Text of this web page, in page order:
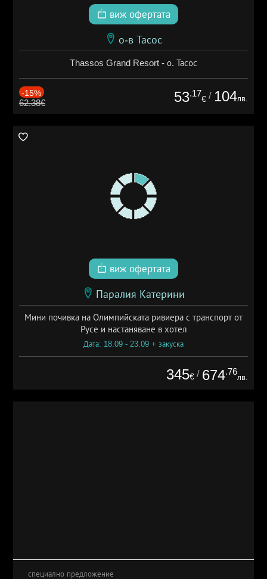
виж офертата
о-в Тасос
Thassos Grand Resort - о. Тасос
-15%
62.38€ 53.17
€ / 104лв.
виж офертата
Паралия Катерини
Мини почивка на Олимпийската ривиера с транспорт от
Русе и настаняване в хотел
Дата: 18.09 - 23.09 + закуска
345€ / 674.76
лв.
специално предложение